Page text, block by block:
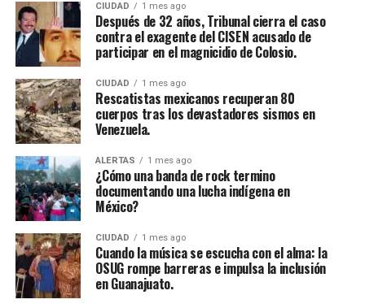
CIUDAD 1 mes ago
Después de 32 años, Tribunal cierra el caso
contra el exagente del CISEN acusado de
participar en el magnicidio de Colosio.
CIUDAD 1 mes ago
Rescatistas mexicanos recuperan 80
cuerpos tras los devastadores sismos en
Venezuela.
ALERTAS 1 mes ago
¿Cómo una banda de rock termino
documentando una lucha indígena en
México?
CIUDAD 1 mes ago
Cuando la música se escucha con el alma: la
OSUG rompe barreras e impulsa la inclusión
en Guanajuato.